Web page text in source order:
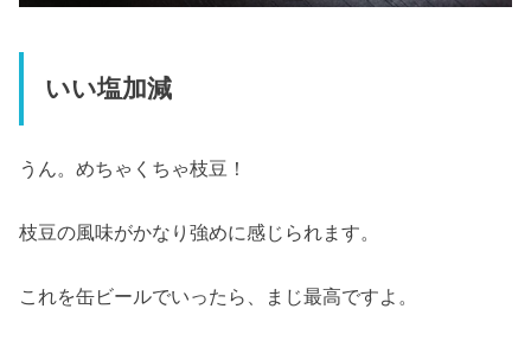
いい塩加減
うん。めちゃくちゃ枝豆！
枝豆の風味がかなり強めに感じられます。
これを缶ビールでいったら、まじ最高ですよ。